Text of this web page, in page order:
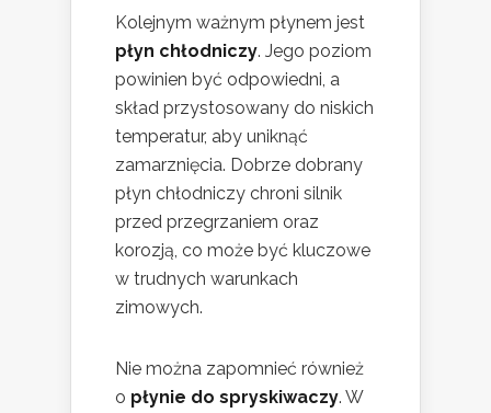
Kolejnym ważnym płynem jest
płyn chłodniczy. Jego poziom
powinien być odpowiedni, a
skład przystosowany do niskich
temperatur, aby uniknąć
zamarznięcia. Dobrze dobrany
płyn chłodniczy chroni silnik
przed przegrzaniem oraz
korozją, co może być kluczowe
w trudnych warunkach
zimowych.
Nie można zapomnieć również
o płynie do spryskiwaczy. W